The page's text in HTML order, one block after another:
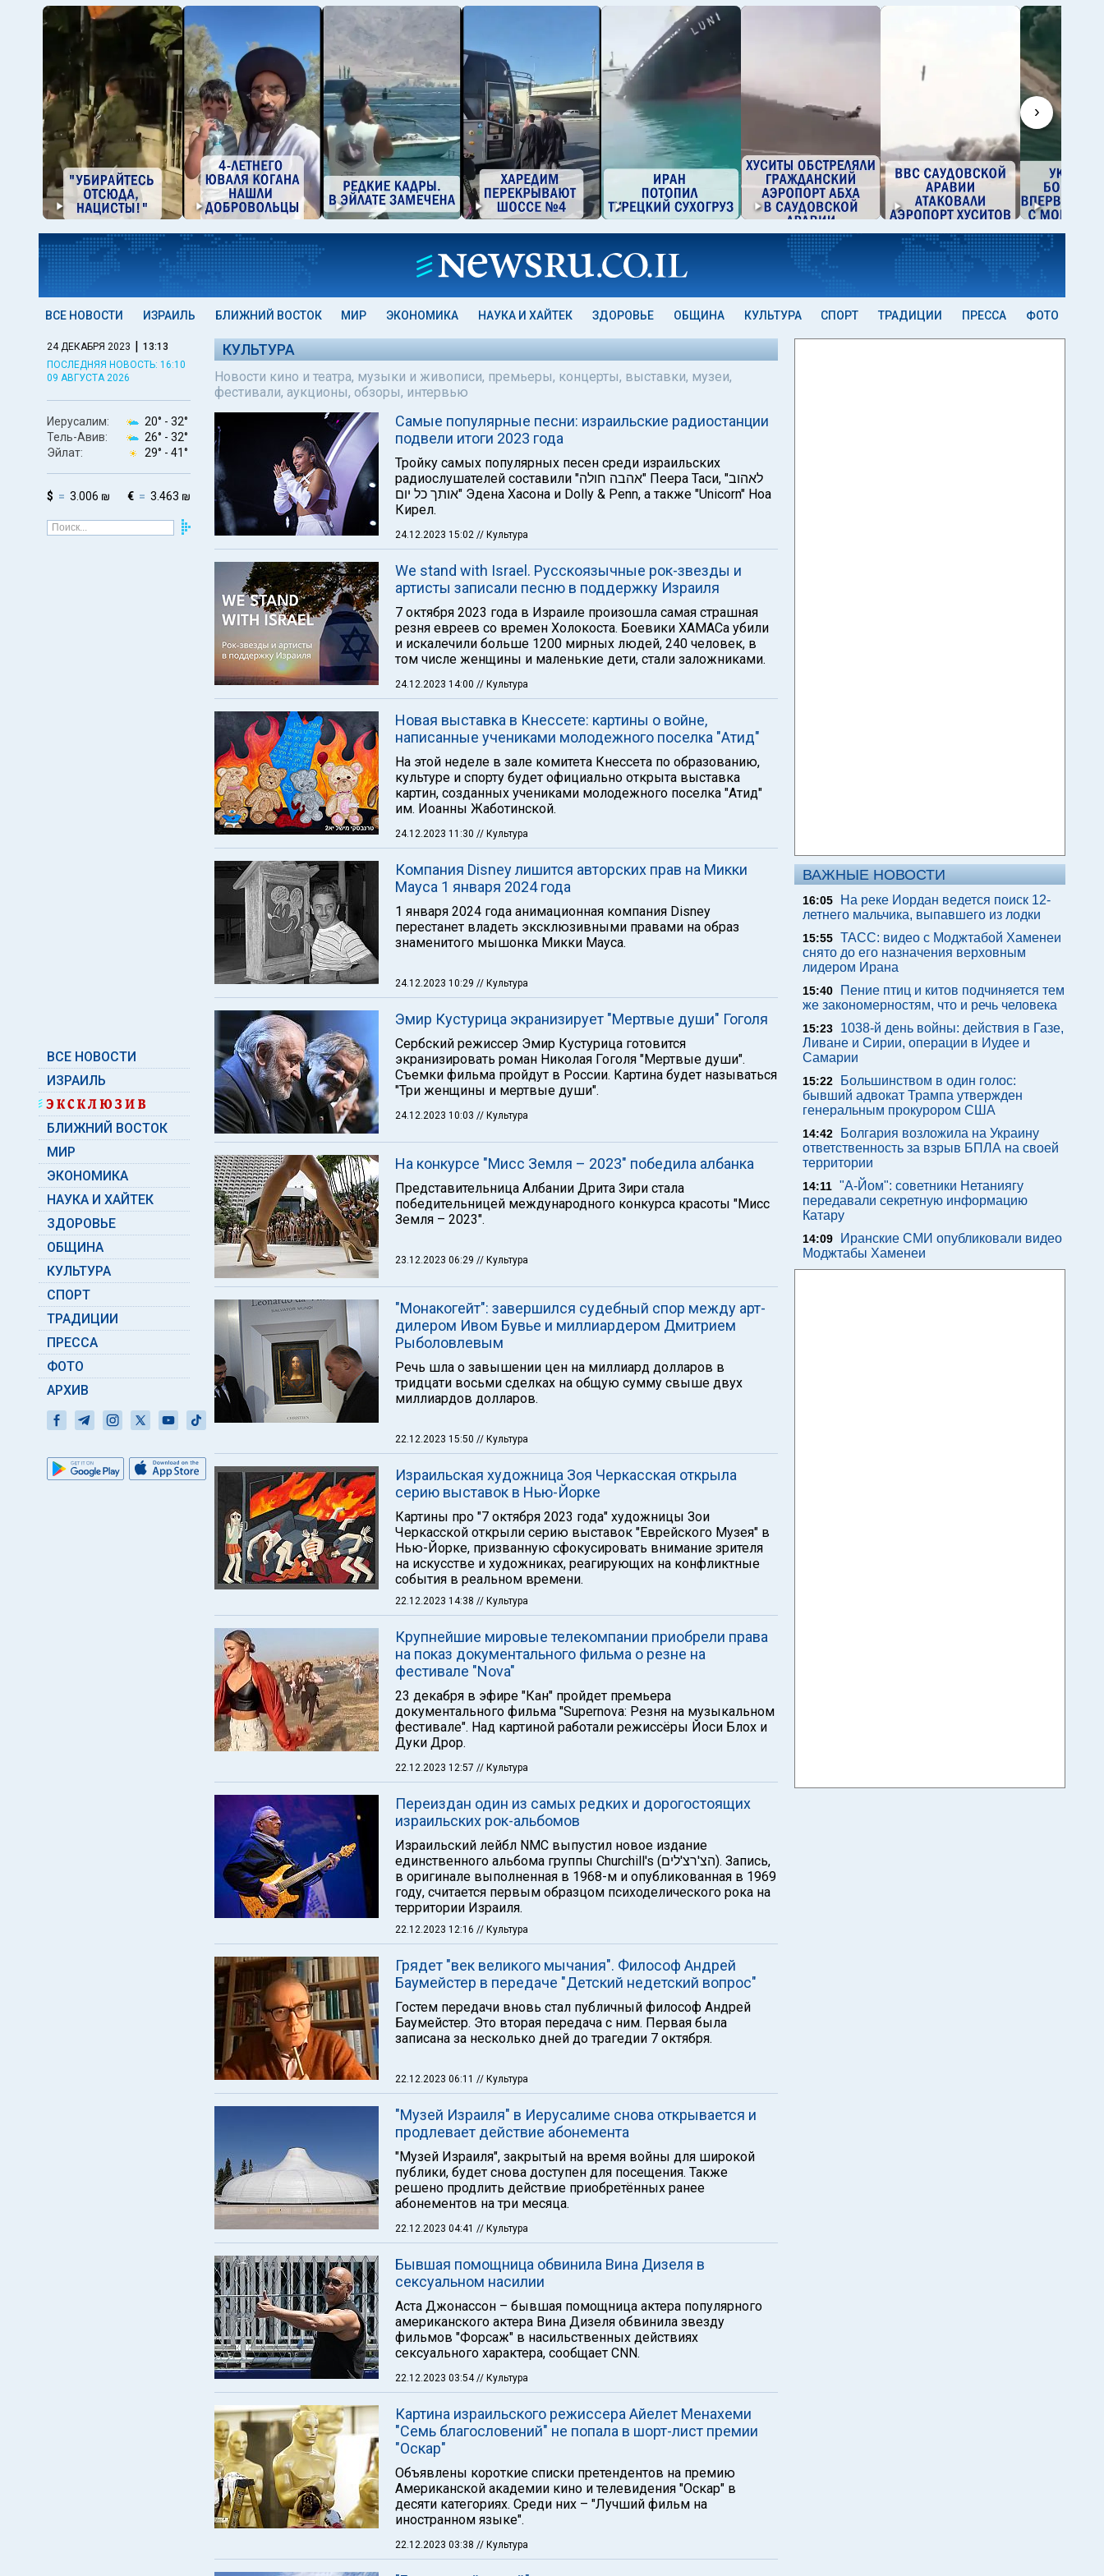
›
ВСЕ НОВОСТИ ИЗРАИЛЬ БЛИЖНИЙ ВОСТОК МИР ЭКОНОМИКА НАУКА И ХАЙТЕК ЗДОРОВЬЕ ОБЩИНА КУЛЬТУРА СПОРТ ТРАДИЦИИ ПРЕССА ФОТО
24 ДЕКАБРЯ 2023 | 13:13
ПОСЛЕДНЯЯ НОВОСТЬ: 16:10
09 АВГУСТА 2026
Иерусалим: 20° - 32°
Тель-Авив:
26° - 32°
Эйлат:
29° - 41°
$ 3.006 ₪ € 3.463 ₪
ВСЕ НОВОСТИ
ИЗРАИЛЬ
БЛИЖНИЙ ВОСТОК
МИР
ЭКОНОМИКА
НАУКА И ХАЙТЕК
ЗДОРОВЬЕ
ОБЩИНА
КУЛЬТУРА
СПОРТ
ТРАДИЦИИ
ПРЕССА
ФОТО
АРХИВ
КУЛЬТУРА
Новости кино и театра, музыки и живописи, премьеры, концерты, выставки, музеи,
фестивали, аукционы, обзоры, интервью
Самые популярные песни: израильские радиостанции
подвели итоги 2023 года
Тройку самых популярных песен среди израильских
радиослушателей составили "אהבה חולה" Пеера Таси, "לאהוב
אותך כל יום" Эдена Хасона и Dolly & Penn, а также "Unicorn" Ноа
Кирел.
24.12.2023 15:02 // Культура
We stand with Israel. Русскоязычные рок-звезды и
артисты записали песню в поддержку Израиля
7 октября 2023 года в Израиле произошла самая страшная
резня евреев со времен Холокоста. Боевики ХАМАСа убили
и искалечили больше 1200 мирных людей, 240 человек, в
том числе женщины и маленькие дети, стали заложниками.
24.12.2023 14:00 // Культура
Новая выставка в Кнессете: картины о войне,
написанные учениками молодежного поселка "Атид"
На этой неделе в зале комитета Кнессета по образованию,
культуре и спорту будет официально открыта выставка
картин, созданных учениками молодежного поселка "Атид"
им. Иоанны Жаботинской.
24.12.2023 11:30 // Культура
Компания Disney лишится авторских прав на Микки
Мауса 1 января 2024 года
1 января 2024 года анимационная компания Disney
перестанет владеть эксклюзивными правами на образ
знаменитого мышонка Микки Мауса.
24.12.2023 10:29 // Культура
Эмир Кустурица экранизирует "Мертвые души" Гоголя
Сербский режиссер Эмир Кустурица готовится
экранизировать роман Николая Гоголя "Мертвые души".
Съемки фильма пройдут в России. Картина будет называться
"Три женщины и мертвые души".
24.12.2023 10:03 // Культура
На конкурсе "Мисс Земля – 2023" победила албанка
Представительница Албании Дрита Зири стала
победительницей международного конкурса красоты "Мисс
Земля – 2023".
23.12.2023 06:29 // Культура
"Монакогейт": завершился судебный спор между арт-
дилером Ивом Бувье и миллиардером Дмитрием
Рыболовлевым
Речь шла о завышении цен на миллиард долларов в
тридцати восьми сделках на общую сумму свыше двух
миллиардов долларов.
22.12.2023 15:50 // Культура
Израильская художница Зоя Черкасская открыла
серию выставок в Нью-Йорке
Картины про "7 октября 2023 года" художницы Зои
Черкасской открыли серию выставок "Еврейского Музея" в
Нью-Йорке, призванную сфокусировать внимание зрителя
на искусстве и художниках, реагирующих на конфликтные
события в реальном времени.
22.12.2023 14:38 // Культура
Крупнейшие мировые телекомпании приобрели права
на показ документального фильма о резне на
фестивале "Nova"
23 декабря в эфире "Кан" пройдет премьера
документального фильма "Supernova: Резня на музыкальном
фестивале". Над картиной работали режиссёры Йоси Блох и
Дуки Дрор.
22.12.2023 12:57 // Культура
Переиздан один из самых редких и дорогостоящих
израильских рок-альбомов
Израильский лейбл NMC выпустил новое издание
единственного альбома группы Churchill's (הצ'רצ'לים). Запись,
в оригинале выполненная в 1968-м и опубликованная в 1969
году, считается первым образцом психоделического рока на
территории Израиля.
22.12.2023 12:16 // Культура
Грядет "век великого мычания". Философ Андрей
Баумeйстер в передаче "Детский недетский вопрос"
Гостем передачи вновь стал публичный философ Андрей
Баумeйстер. Это вторая передача с ним. Первая была
записана за несколько дней до трагедии 7 октября.
22.12.2023 06:11 // Культура
"Музей Израиля" в Иерусалиме снова открывается и
продлевает действие абонемента
"Музей Израиля", закрытый на время войны для широкой
публики, будет снова доступен для посещения. Также
решено продлить действие приобретённых ранее
абонементов на три месяца.
22.12.2023 04:41 // Культура
Бывшая помощница обвинила Вина Дизеля в
сексуальном насилии
Аста Джонассон – бывшая помощница актера популярного
американского актера Вина Дизеля обвинила звезду
фильмов "Форсаж" в насильственных действиях
сексуального характера, сообщает CNN.
22.12.2023 03:54// Культура
Картина израильского режиссера Айелет Менахеми
"Семь благословений" не попала в шорт-лист премии
"Оскар"
Объявлены короткие списки претендентов на премию
Американской академии кино и телевидения "Оскар" в
десяти категориях. Среди них – "Лучший фильм на
иностранном языке".
22.12.2023 03:38 // Культура
ВАЖНЫЕ НОВОСТИ
16:05
На реке Иордан ведется поиск 12-
летнего мальчика, выпавшего из лодки
15:55 ТАСС: видео с Моджтабой Хаменеи
снято до его назначения верховным
лидером Ирана
15:40
Пение птиц и китов подчиняется тем
же закономерностям, что и речь человека
15:23
1038-й день войны: действия в Газе,
Ливане и Сирии, операции в Иудее и
Самарии
15:22
Большинством в один голос:
бывший адвокат Трампа утвержден
генеральным прокурором США
14:42
Болгария возложила на Украину
ответственность за взрыв БПЛА на своей
территории
14:11 "А-Йом": советники Нетаниягу
передавали секретную информацию
Катару
14:09
Иранские СМИ опубликовали видео
Моджтабы Хаменеи